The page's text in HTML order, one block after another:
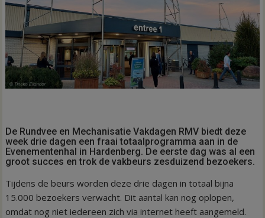
De Rundvee en Mechanisatie Vakdagen RMV biedt deze
week drie dagen een fraai totaalprogramma aan in de
Evenementenhal in Hardenberg. De eerste dag was al een
groot succes en trok de vakbeurs zesduizend bezoekers.
Tijdens de beurs worden deze drie dagen in totaal bijna
15.000 bezoekers verwacht. Dit aantal kan nog oplopen,
omdat nog niet iedereen zich via internet heeft aangemeld.